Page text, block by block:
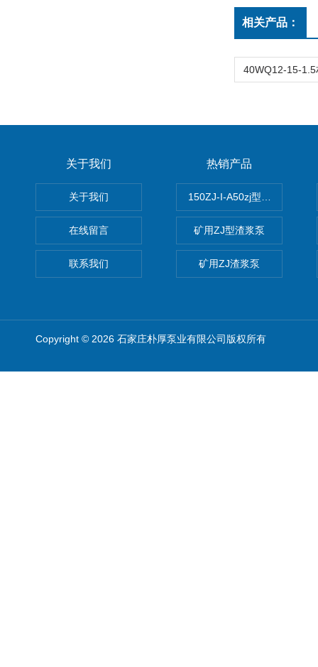
相关产品：
关于我们
关于我们
在线留言
联系我们
热销产品
150ZJ-I-A50zj型渣浆泵
矿用ZJ型渣浆泵
矿用ZJ渣浆泵
Copyright © 2026 石家庄朴厚泵业有限公司版权所有